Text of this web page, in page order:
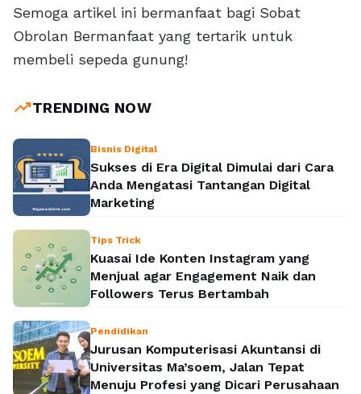
Semoga artikel ini bermanfaat bagi Sobat
Obrolan Bermanfaat yang tertarik untuk
membeli sepeda gunung!
trending_upTRENDING NOW
Bisnis Digital
Sukses di Era Digital Dimulai dari Cara
Anda Mengatasi Tantangan Digital
Marketing
Tips Trick
Kuasai Ide Konten Instagram yang
Menjual agar Engagement Naik dan
Followers Terus Bertambah
Pendidikan
Jurusan Komputerisasi Akuntansi di
Universitas Ma’soem, Jalan Tepat
Menuju Profesi yang Dicari Perusahaan